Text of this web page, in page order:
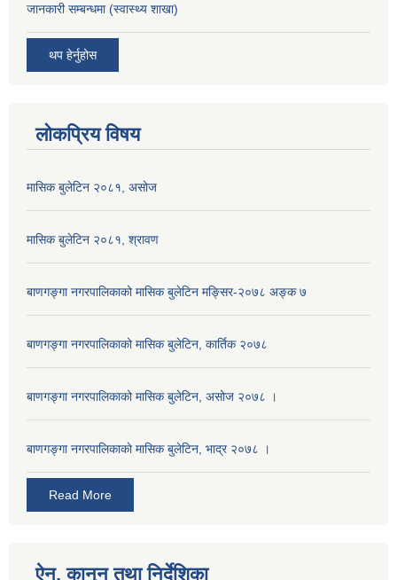
जानकारी सम्बन्धमा (स्वास्थ्य शाखा)
थप हेर्नुहोस
लोकप्रिय विषय
मासिक बुलेटिन २०८१, असोज
मासिक बुलेटिन २०८१, श्रावण
बाणगङ्गा नगरपालिकाको मासिक बुलेटिन मङ्सिर-२०७८ अङ्क ७
बाणगङ्गा नगरपालिकाको मासिक बुलेटिन, कार्तिक २०७८
बाणगङ्गा नगरपालिकाको मासिक बुलेटिन, असोज २०७८ ।
बाणगङ्गा नगरपालिकाकाे मासिक बुलेटिन, भाद्र २०७८ ।
Read More
ऐन, कानुन तथा निर्देशिका